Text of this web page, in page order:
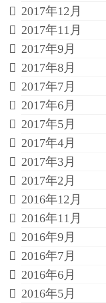
2017年12月
2017年11月
2017年9月
2017年8月
2017年7月
2017年6月
2017年5月
2017年4月
2017年3月
2017年2月
2016年12月
2016年11月
2016年9月
2016年7月
2016年6月
2016年5月